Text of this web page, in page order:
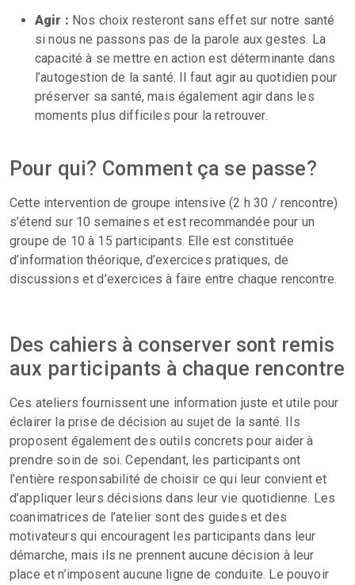
Agir : Nos choix resteront sans effet sur notre santé
si nous ne passons pas de la parole aux gestes. La
capacité à se mettre en action est déterminante dans
l’autogestion de la santé. Il faut agir au quotidien pour
préserver sa santé, mais également agir dans les
moments plus difficiles pour la retrouver.
Pour qui? Comment ça se passe?
Cette intervention de groupe intensive (2 h 30 / rencontre)
s’étend sur 10 semaines et est recommandée pour un
groupe de 10 à 15 participants. Elle est constituée
d’information théorique, d’exercices pratiques, de
discussions et d’exercices à faire entre chaque rencontre.
Des cahiers à conserver sont remis
aux participants à chaque rencontre
Ces ateliers fournissent une information juste et utile pour
éclairer la prise de décision au sujet de la santé. Ils
proposent également des outils concrets pour aider à
prendre soin de soi. Cependant, les participants ont
l’entière responsabilité de choisir ce qui leur convient et
d’appliquer leurs décisions dans leur vie quotidienne. Les
coanimatrices de l’atelier sont des guides et des
motivateurs qui encouragent les participants dans leur
démarche, mais ils ne prennent aucune décision à leur
place et n’imposent aucune ligne de conduite. Le pouvoir